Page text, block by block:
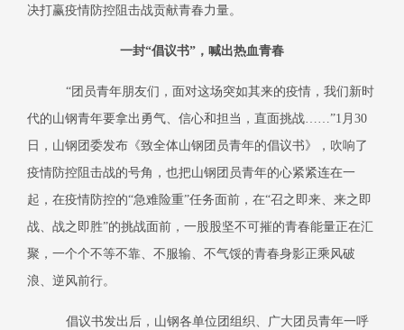
决打赢疫情防控阻击战贡献青春力量。
一封“倡议书”，喊出热血青春
“团员青年朋友们，面对这场突如其来的疫情，我们新时
代的山钢青年要拿出勇气、信心和担当，直面挑战……”1 月 30
日，山钢团委发布《致全体山钢团员青年的倡议书》，吹响了
疫情防控阻击战的号角，也把山钢团员青年的心紧紧连在一
起，在疫情防控的“急难险重”任务面前，在“召之即来、来之即
战、战之即胜”的挑战面前，一股股坚不可摧的青春能量正在汇
聚，一个个不等不靠、不服输、不气馁的青春身影正乘风破
浪、逆风前行。
倡议书发出后，山钢各单位团组织、广大团员青年一呼